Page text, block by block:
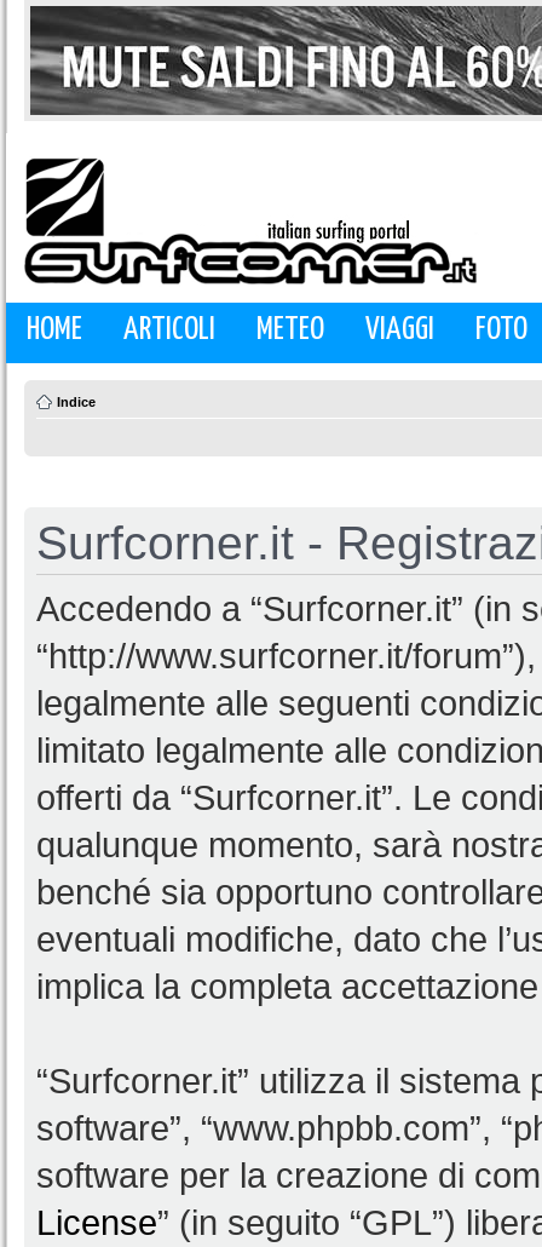
HOME ARTICOLI METEO VIAGGI FOTO
Indice
Surfcorner.it -
Accedendo a “Surfcorner.it” (in
“http://www.surfcorner.it/
legalmente alle seguenti
limitato legalmente alle
offerti da “Surfcorner.it”. Le
qualunque momento, sarà
benché sia opportuno
eventuali modifiche, dato che
implica la completa
“Surfcorner.it” utilizza il sistema
software”, “www.phpbb.com”,
software per la creazione di
License” (in seguito “GPL”)